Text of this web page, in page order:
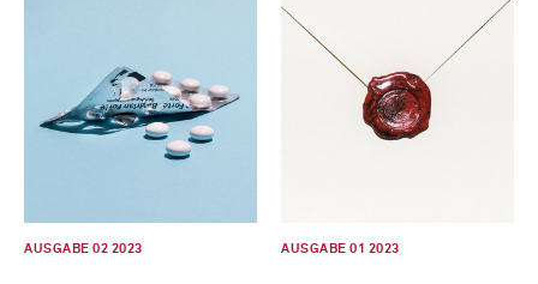
AUSGABE 02 2023 AUSGABE 01 2023